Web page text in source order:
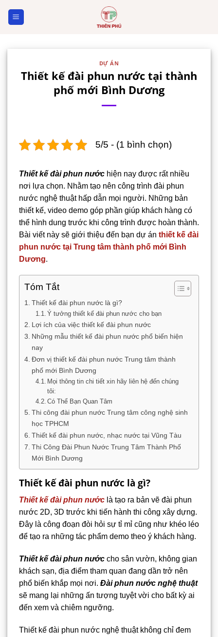
DỰ ÁN
Thiết kế đài phun nước tại thành
phố mới Bình Dương
5/5 - (1 bình chọn)
Thiết kế đài phun nước hiện nay được rất nhiều
nơi lựa chọn. Nhằm tạo nên công trình đài phun
nước nghệ thuật hấp dẫn mọi người. Những bản
thiết kế, video demo góp phần giúp khách hàng có
thể hình dung trước khi công trình được hoàn thành.
Bài viết này sẽ giới thiệu đến bạn dự án thiết kế đài
phun nước tại Trung tâm thành phố mới Bình
Dương.
Tóm Tắt
Thiết kế đài phun nước là gì?
Ý tưởng thiết kế đài phun nước cho bạn
Lợi ích của việc thiết kế đài phun nước
Những mẫu thiết kế đài phun nước phổ biến hiện
nay
Đơn vị thiết kế đài phun nước Trung tâm thành
phố mới Bình Dương
Mọi thông tin chi tiết xin hãy liên hệ đến chúng
tôi:
Có Thể Bạn Quan Tâm
Thi công đài phun nước Trung tâm công nghệ sinh
học TPHCM
Thiết kế đài phun nước, nhạc nước tại Vũng Tàu
Thi Công Đài Phun Nước Trung Tâm Thành Phố
Mới Bình Dương
Thiết kế đài phun nước là gì?
Thiết kế đài phun nước là tạo ra bản vẽ đài phun
nước 2D, 3D trước khi tiến hành thi công xây dựng.
Đây là công đoạn đòi hỏi sự tỉ mỉ cũng như khéo léo
để tạo ra những tác phẩm demo theo ý khách hàng.
Thiết kế đài phun nước cho sân vườn, không gian
khách sạn, địa điểm tham quan đang dần trở nên
phổ biến khắp mọi nơi. Đài phun nước nghệ thuật
sẽ mang lại những ấn tượng tuyệt vời cho bất kỳ ai
đến xem và chiêm ngưỡng.
Thiết kế đài phun nước nghệ thuật không chỉ đem